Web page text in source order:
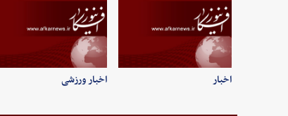
اخبار اخبار ورزشی